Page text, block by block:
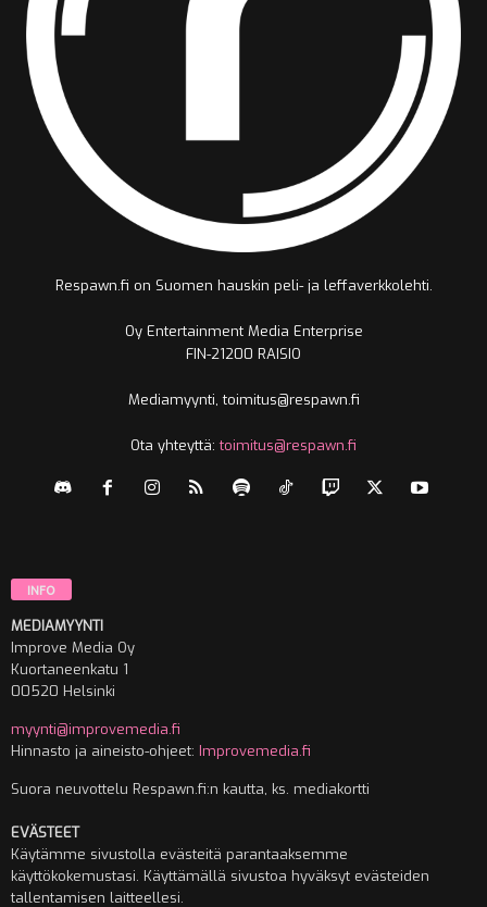
Respawn.fi on Suomen hauskin peli- ja leffaverkkolehti.
Oy Entertainment Media Enterprise
FIN-21200 RAISIO
Mediamyynti, toimitus@respawn.fi
Ota yhteyttä:toimitus@respawn.fi
INFO
MEDIAMYYNTI
Improve Media Oy
Kuortaneenkatu 1
00520 Helsinki
myynti@improvemedia.fi
Hinnasto ja aineisto-ohjeet: Improvemedia.fi
Suora neuvottelu Respawn.fi:n kautta, ks. mediakortti
EVÄSTEET
Käytämme sivustolla evästeitä parantaaksemme
käyttökokemustasi. Käyttämällä sivustoa hyväksyt evästeiden
tallentamisen laitteellesi.